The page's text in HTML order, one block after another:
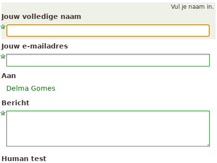
Vul je naam in.
Jouw volledige naam
Jouw e-mailadres
Aan
Delma Gomes
Bericht
Human test